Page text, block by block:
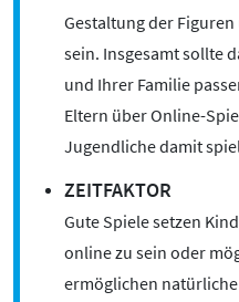
Gestaltung der
sein. Insgesamt sollte
und Ihrer Familie
Eltern über Online-
Jugendliche damit
ZEITFAKTOR
Gute Spiele setzen
online zu sein oder
ermöglichen
Mediencoaches
Materialien
Medienquiz
Newsletter